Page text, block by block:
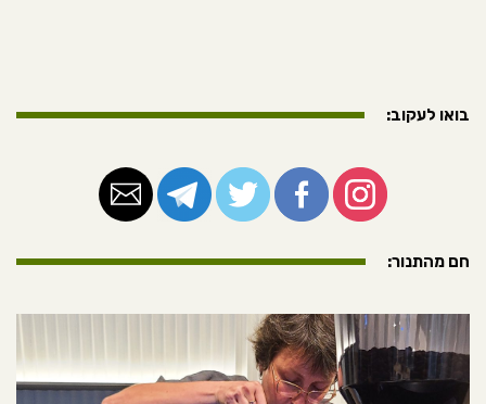
בואו לעקוב:
חם מהתנור: